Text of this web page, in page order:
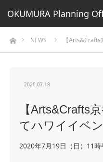
OKUMURA Planning
ホームNEWS 【
2020.07.18
【Arts&Crafts
てハワイイベ
2020年7月19日（日）11